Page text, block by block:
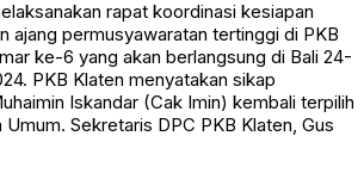
rapat koordinasi kesiapan
ajang permusyawaratan tertinggi di PKB
ke-6 yang akan berlangsung di Bali 24-
PKB Klaten menyatakan sikap
Iskandar (Cak Imin) kembali terpilih
Umum. Sekretaris DPC PKB Klaten, Gus